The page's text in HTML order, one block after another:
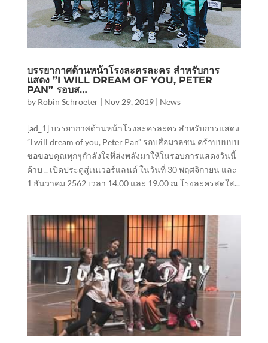
บรรยากาศด้านหน้าโรงละครละคร สำหรับการ
แสดง ”I WILL DREAM OF YOU, PETER
PAN” รอบส…
by Robin Schroeter| Nov 29, 2019| News
[ad_1] บรรยากาศด้านหน้าโรงละครละคร สำหรับการแสดง
”I will dream of you, Peter Pan” รอบสื่อมวลชน คร้าบบบบบ
ขอขอบคุณทุกๆกำลังใจทึ่ส่งพลังมาให้ในรอบการแสดงวันนี้
ค้าบ .. เปิดประตูสู่เนเวอร์แลนด์ ในวันที่ 30 พฤศจิกายน และ
1 ธันวาคม 2562 เวลา 14.00 และ 19.00 ณ โรงละครสดใส...